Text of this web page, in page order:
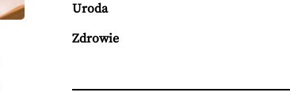
Uroda
Zdrowie